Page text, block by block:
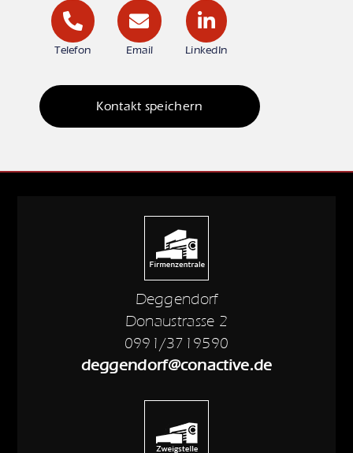
Telefon Email LinkedIn
Kontakt speichern
Deggendorf
Donaustrasse 2
0991/3719590
deggendorf@conactive.de